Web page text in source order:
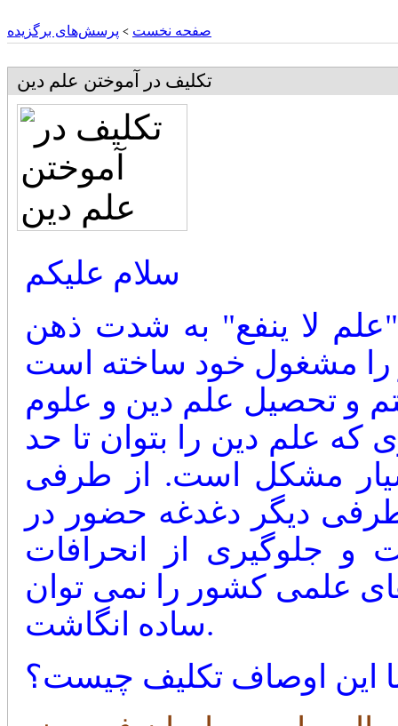
صفحه نخست > پرسش‌های برگزیده
تكليف در آموختن علم دين
سلام علیکم
لا ینفع" به شدت ذهن
و تحصیل علم دین و علوم
علم دین را بتوان تا حد
مشکل است. از طرفی
دیگر دغدغه حضور در
جلوگیری از انحرافات
علمی کشور را نمی توان
ساده انگاشت.
این اوصاف تکلیف چیست؟